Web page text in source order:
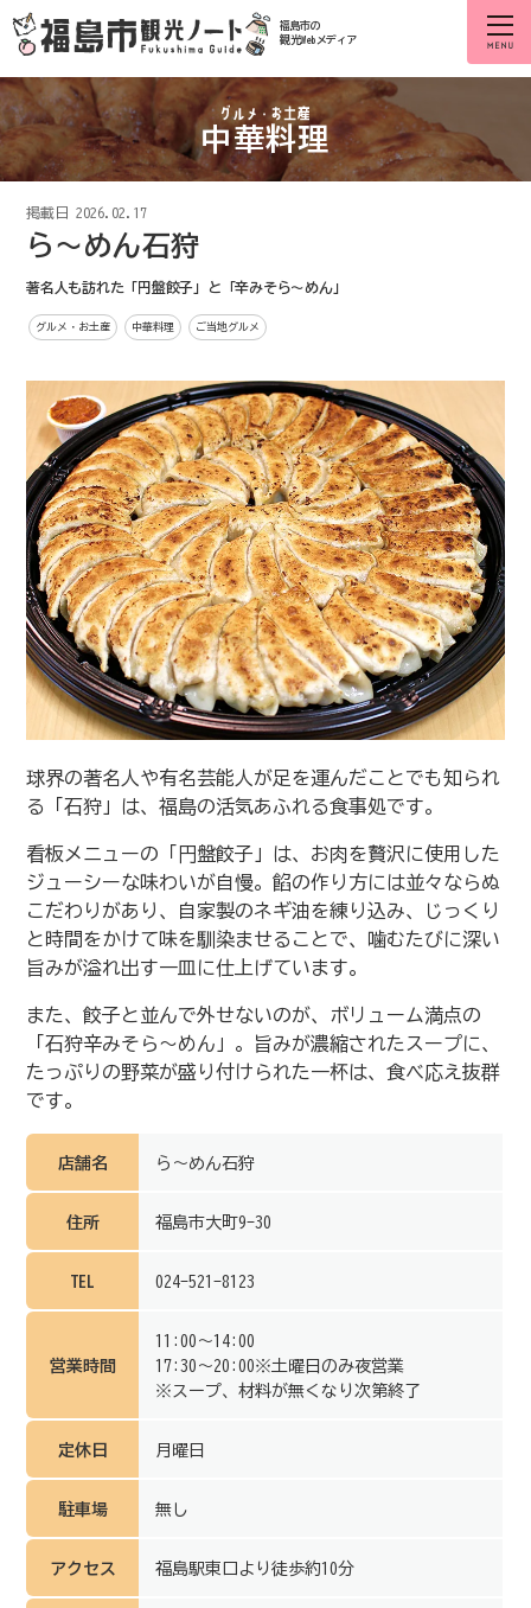
福島市の
観光Webメディア
中華料理
掲載日 2026.02.17
ら～めん石狩
著名人も訪れた「円盤餃子」と「辛みそら～めん」
グルメ・お土産 中華料理 ご当地グルメ
球界の著名人や有名芸能人が足を運んだことでも知られ
る「石狩」は、福島の活気あふれる食事処です。
看板メニューの「円盤餃子」は、お肉を贅沢に使用した
ジューシーな味わいが自慢。餡の作り方には並々ならぬ
こだわりがあり、自家製のネギ油を練り込み、じっくり
と時間をかけて味を馴染ませることで、噛むたびに深い
旨みが溢れ出す一皿に仕上げています。
また、餃子と並んで外せないのが、ボリューム満点の
「石狩辛みそら～めん」。旨みが濃縮されたスープに、
たっぷりの野菜が盛り付けられた一杯は、食べ応え抜群
です。
店舗名 ら～めん石狩
住所 福島市大町9-30
TEL 024-521-8123
営業時間
11:00～14:00
17:30～20:00※土曜日のみ夜営業
※スープ、材料が無くなり次第終了
定休日 月曜日
駐車場 無し
アクセス 福島駅東口より徒歩約10分